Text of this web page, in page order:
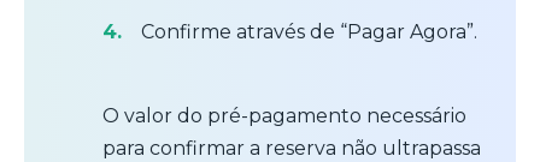
Confirme através de “Pagar Agora”.
O valor do pré-pagamento necessário
para confirmar a reserva não ultrapassa